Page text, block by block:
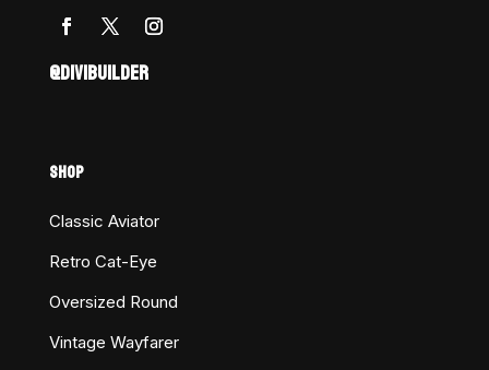
@DIVIBUILDER
SHOP
Classic Aviator
Retro Cat-Eye
Oversized Round
Vintage Wayfarer